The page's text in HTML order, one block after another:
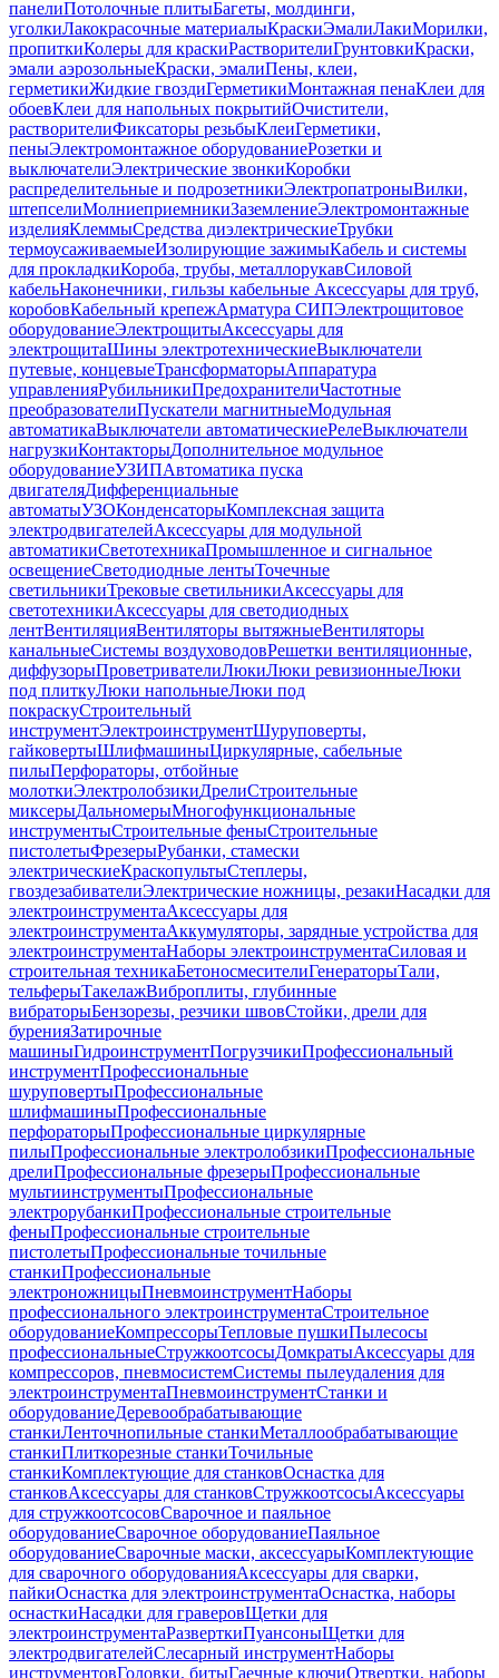
панелиПотолочные плитыБагеты, молдинги,
уголкиЛакокрасочные материалыКраскиЭмалиЛакиМорилки,
пропиткиКолеры для краскиРастворителиГрунтовкиКраски,
эмали аэрозольныеКраски, эмалиПены, клеи,
герметикиЖидкие гвоздиГерметикиМонтажная пенаКлеи для
обоевКлеи для напольных покрытийОчистители,
растворителиФиксаторы резьбыКлеиГерметики,
пеныЭлектромонтажное оборудованиеРозетки и
выключателиЭлектрические звонкиКоробки
распределительные и подрозетникиЭлектропатроныВилки,
штепселиМолниеприемникиЗаземлениеЭлектромонтажные
изделияКлеммыСредства диэлектрическиеТрубки
термоусаживаемыеИзолирующие зажимыКабель и системы
для прокладкиКороба, трубы, металлорукавСиловой
кабельНаконечники, гильзы кабельные Аксессуары для труб,
коробовКабельный крепежАрматура СИПЭлектрощитовое
оборудованиеЭлектрощитыАксессуары для
электрощитаШины электротехническиеВыключатели
путевые, концевыеТрансформаторыАппаратура
управленияРубильникиПредохранителиЧастотные
преобразователиПускатели магнитныеМодульная
автоматикаВыключатели автоматическиеРелеВыключатели
нагрузкиКонтакторыДополнительное модульное
оборудованиеУЗИПАвтоматика пуска
двигателяДифференциальные
автоматыУЗОКонденсаторыКомплексная защита
электродвигателейАксессуары для модульной
автоматикиСветотехникаПромышленное и сигнальное
освещениеСветодиодные лентыТочечные
светильникиТрековые светильникиАксессуары для
светотехникиАксессуары для светодиодных
лентВентиляцияВентиляторы вытяжныеВентиляторы
канальныеСистемы воздуховодовРешетки вентиляционные,
диффузорыПроветривателиЛюкиЛюки ревизионныеЛюки
под плиткуЛюки напольныеЛюки под
покраскуСтроительный
инструментЭлектроинструментШуруповерты,
гайковертыШлифмашиныЦиркулярные, сабельные
пилыПерфораторы, отбойные
молоткиЭлектролобзикиДрелиСтроительные
миксерыДальномерыМногофункциональные
инструментыСтроительные феныСтроительные
пистолетыФрезерыРубанки, стамески
электрическиеКраскопультыСтеплеры,
гвоздезабивателиЭлектрические ножницы, резакиНасадки для
электроинструментаАксессуары для
электроинструментаАккумуляторы, зарядные устройства для
электроинструментаНаборы электроинструментаСиловая и
строительная техникаБетоносмесителиГенераторыТали,
тельферыТакелажВиброплиты, глубинные
вибраторыБензорезы, резчики швовСтойки, дрели для
буренияЗатирочные
машиныГидроинструментПогрузчикиПрофессиональный
инструментПрофессиональные
шуруповертыПрофессиональные
шлифмашиныПрофессиональные
перфораторыПрофессиональные циркулярные
пилыПрофессиональные электролобзикиПрофессиональные
дрелиПрофессиональные фрезерыПрофессиональные
мультиинструментыПрофессиональные
электрорубанкиПрофессиональные строительные
феныПрофессиональные строительные
пистолетыПрофессиональные точильные
станкиПрофессиональные
электроножницыПневмоинструментНаборы
профессионального электроинструментаСтроительное
оборудованиеКомпрессорыТепловые пушкиПылесосы
профессиональныеСтружкоотсосыДомкратыАксессуары для
компрессоров, пневмосистемСистемы пылеудаления для
электроинструментаПневмоинструментСтанки и
оборудованиеДеревообрабатывающие
станкиЛенточнопильные станкиМеталлообрабатывающие
станкиПлиткорезные станкиТочильные
станкиКомплектующие для станковОснастка для
станковАксессуары для станковСтружкоотсосыАксессуары
для стружкоотсосовСварочное и паяльное
оборудованиеСварочное оборудованиеПаяльное
оборудованиеСварочные маски, аксессуарыКомплектующие
для сварочного оборудованияАксессуары для сварки,
пайкиОснастка для электроинструментаОснастка, наборы
оснасткиНасадки для граверовЩетки для
электроинструментаРазверткиПуансоныЩетки для
электродвигателейСлесарный инструментНаборы
инструментовГоловки, битыГаечные ключиОтвертки, наборы